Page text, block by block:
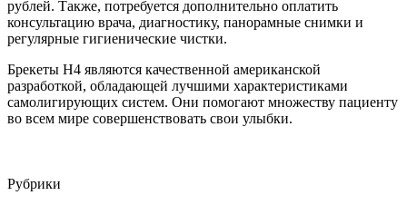
рублей. Также, потребуется дополнительно оплатить
консультацию врача, диагностику, панорамные снимки и
регулярные гигиенические чистки.
Брекеты H4 являются качественной американской
разработкой, обладающей лучшими характеристиками
самолигирующих систем. Они помогают множеству пациенту
во всем мире совершенствовать свои улыбки.
Рубрики